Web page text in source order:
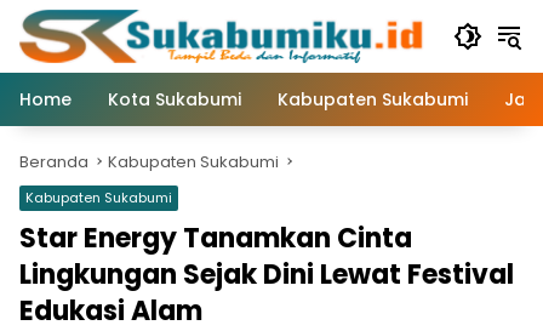
Langsung
konten
Home
Kota Sukabumi Kabupaten Sukabumi
Beranda Kabupaten Sukabumi
Kabupaten Sukabumi
Star Energy Tanamkan Cinta
Lingkungan Sejak Dini Lewat Festival
Edukasi Alam